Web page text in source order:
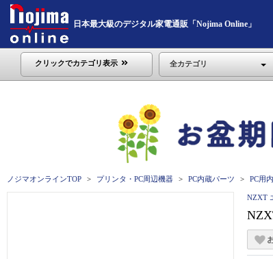
日本最大級のデジタル家電通販「Nojima Online」
クリックでカテゴリ表示 全カテゴリ
ノジマオンラインTOP プリンタ・PC周辺機器 PC内蔵パーツ PC用
NZXT